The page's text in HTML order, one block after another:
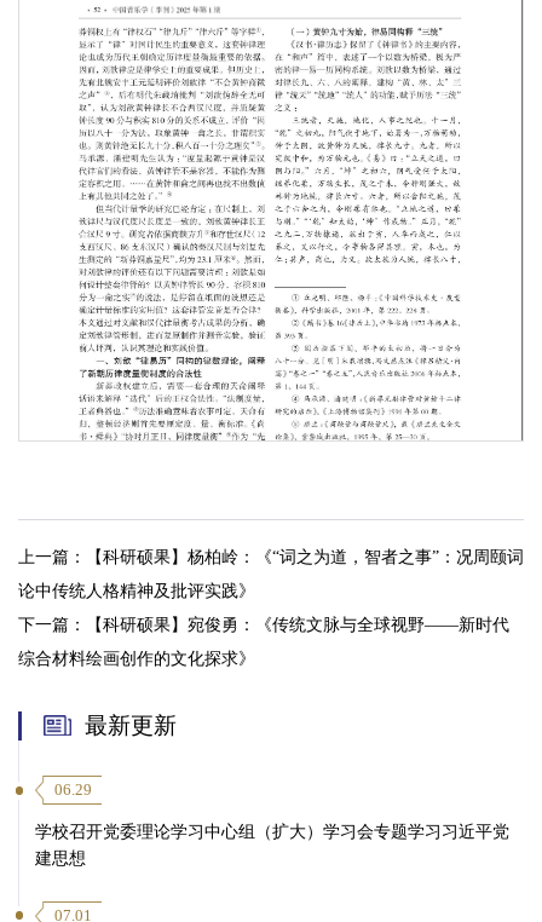
上一篇：
【科研硕果】杨柏岭：《“词之为道，智者之事”：况周颐词
论中传统人格精神及批评实践》
下一篇：
【科研硕果】宛俊勇：《传统文脉与全球视野——新时代
综合材料绘画创作的文化探求》
最新更新
06.29
学校召开党委理论学习中心组（扩大）学习会专题学习习近平党
建思想
07.01